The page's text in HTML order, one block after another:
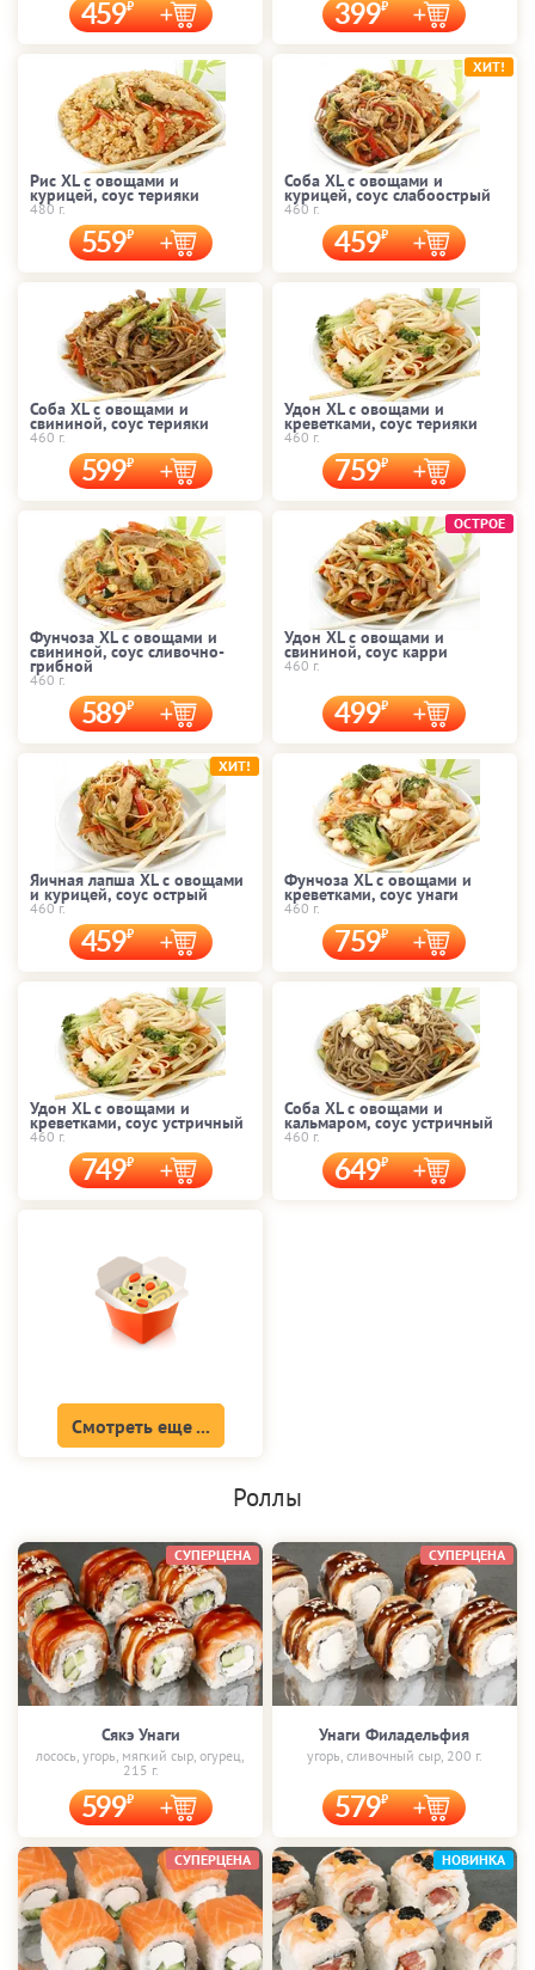
459 399
Рис XL с овощами и
курицей, соус терияки
480 г.
559
Соба XL с овощами и
курицей, соус слабоострый
460 г.
459
ХИТ!
Соба XL с овощами и
свининой, соус терияки
460 г.
599
Удон XL с овощами и
креветками, соус терияки
460 г.
759
Фунчоза XL с овощами и
свининой, соус сливочно-
грибной
460 г.
589
Удон XL с овощами и
свининой, соус карри
460 г.
499
ОСТРОЕ
Яичная лапша XL с овощами
и курицей, соус острый
460 г.
459
ХИТ!
Фунчоза XL с овощами и
креветками, соус унаги
460 г.
759
Удон XL с овощами и
креветками, соус устричный
460 г.
749
Соба XL с овощами и
кальмаром, соус устричный
460 г.
649
Смотреть еще ...
Роллы
Сякэ Унаги
лосось, угорь, мягкий сыр, огурец,
215 г.
599
СУПЕРЦЕНА
Унаги Филадельфия
угорь, сливочный сыр, 200 г.
579
СУПЕРЦЕНА
СУПЕРЦЕНА НОВИНКА